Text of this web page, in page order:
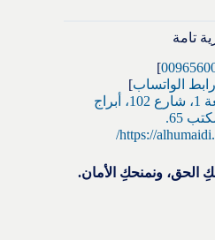
تامة
]
رابط الواتساب]
صباح السالم، قطعة 1، شارع 102، أبراج
https://
الحق، ونمنحكِ الأمان.